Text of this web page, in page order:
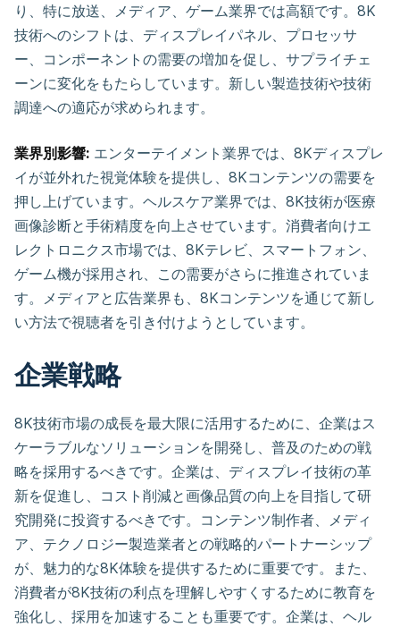
り、特に放送、メディア、ゲーム業界では高額です。8K
技術へのシフトは、ディスプレイパネル、プロセッサ
ー、コンポーネントの需要の増加を促し、サプライチェ
ーンに変化をもたらしています。新しい製造技術や技術
調達への適応が求められます。
業界別影響: エンターテイメント業界では、8Kディスプレ
イが並外れた視覚体験を提供し、8Kコンテンツの需要を
押し上げています。ヘルスケア業界では、8K技術が医療
画像診断と手術精度を向上させています。消費者向けエ
レクトロニクス市場では、8Kテレビ、スマートフォン、
ゲーム機が採用され、この需要がさらに推進されていま
す。メディアと広告業界も、8Kコンテンツを通じて新し
い方法で視聴者を引き付けようとしています。
企業戦略
8K技術市場の成長を最大限に活用するために、企業はス
ケーラブルなソリューションを開発し、普及のための戦
略を採用するべきです。企業は、ディスプレイ技術の革
新を促進し、コスト削減と画像品質の向上を目指して研
究開発に投資するべきです。コンテンツ制作者、メディ
ア、テクノロジー製造業者との戦略的パートナーシップ
が、魅力的な8K体験を提供するために重要です。また、
消費者が8K技術の利点を理解しやすくするために教育を
強化し、採用を加速することも重要です。企業は、ヘル